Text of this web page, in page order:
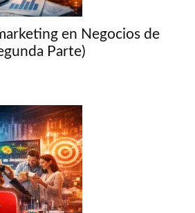
en Negocios de
Parte)